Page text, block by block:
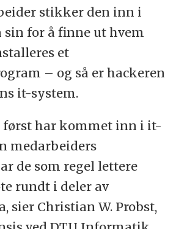
stikker den inn i
for å finne ut hvem
et
– og så er hackeren
it-system.
først har kommet inn i it-
medarbeiders
de som regel lettere
rundt i deler av
sier Christian W. Probst,